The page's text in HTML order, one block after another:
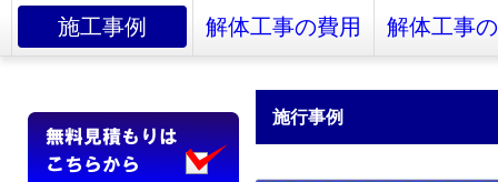
施工事例 解体工事の費用 解体工事
施行事例